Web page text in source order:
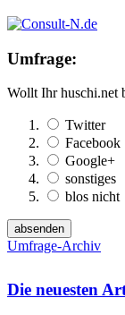
Umfrage:
Wollt Ihr huschi.net
Twitter
Facebook
Google+
sonstiges
blos nicht
Umfrage-Archiv
Die neuesten